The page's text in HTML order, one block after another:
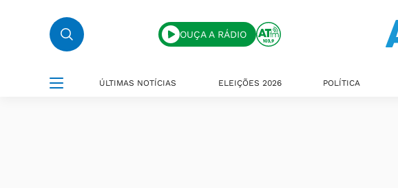
OUÇA A RÁDIO
ÚLTIMAS NOTÍCIAS ELEIÇÕES 2026 POLÍTICA